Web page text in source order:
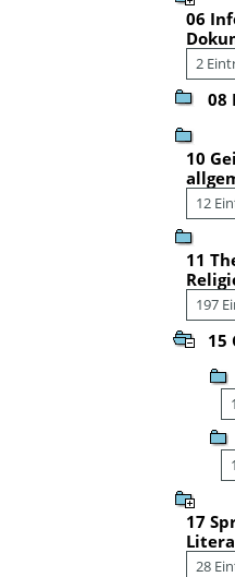
06
2
08
10
12
11
197
15
17
28